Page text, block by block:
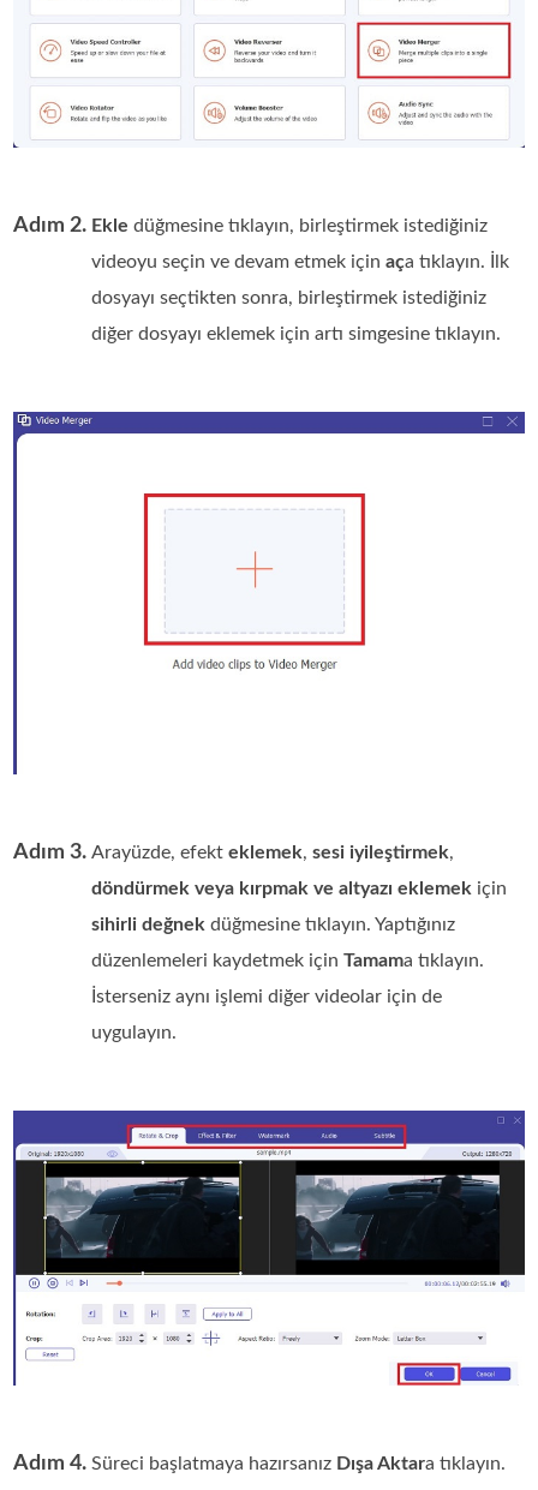
Adım 2. Ekle düğmesine tıklayın, birleştirmek istediğiniz
videoyu seçin ve devam etmek içinaça tıklayın. İlk
dosyayı seçtikten sonra, birleştirmek istediğiniz
diğer dosyayı eklemek için artı simgesine tıklayın.
Adım 3. Arayüzde, efekteklemek,sesi iyileştirmek,
döndürmek veya kırpmak ve altyazı eklemek için
sihirli değnek düğmesine tıklayın. Yaptığınız
düzenlemeleri kaydetmek içinTamama tıklayın.
İsterseniz aynı işlemi diğer videolar için de
uygulayın.
Adım 4. Süreci başlatmaya hazırsanız Dışa Aktara tıklayın.